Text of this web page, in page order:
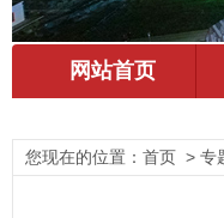
您现在的位置： 首页 > 专